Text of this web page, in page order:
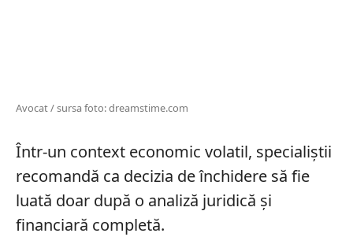
Avocat / sursa foto: dreamstime.com
Într-un context economic volatil, specialiștii
recomandă ca decizia de închidere să fie
luată doar după o analiză juridică și
financiară completă.